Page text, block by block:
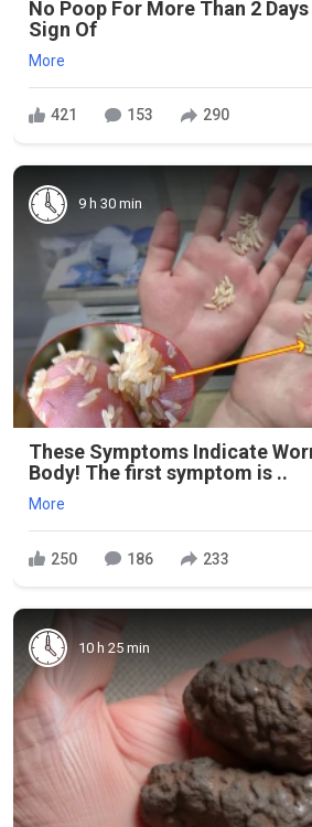
No Poop For More Than 2
Sign Of
More
421 153 290
9 h 30 min
These Symptoms Indicate
Body! The first symptom is ..
More
250 186 233
10 h 25 min